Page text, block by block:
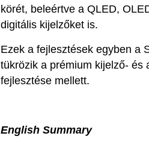
körét, beleértve a QLED,
digitális kijelzőket is.
Ezek a fejlesztések egyben a
tükrözik a prémium kijelző- és
fejlesztése mellett.
English Summary